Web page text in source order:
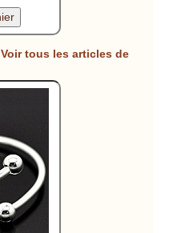
Voir tous les articles de